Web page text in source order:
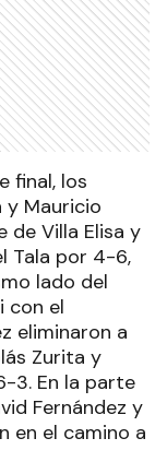
final, los
y Mauricio
de Villa Elisa y
Tala por 4-6,
lado del
con el
eliminaron a
Zurita y
3. En la parte
Fernández y
en el camino a